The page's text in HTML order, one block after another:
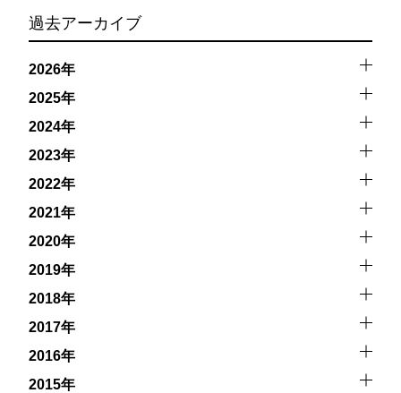
過去アーカイブ
2026年
2025年
2024年
2023年
2022年
2021年
2020年
2019年
2018年
2017年
2016年
2015年
キジットを行う際にもトラブルが生じる可能性がありま
す。そして、これらを要因として傷害や損害が発生する場
合があります。またホエールスイムでは、これら以外にも
想定できないトラブルが発生する可能性があります。
参加者はこれらのリスクを理解し、傷害や損害につながっ
た場合、またはその他いかなる理由があっても、当ツアー
開催主催者とガイド、船舶の保有者及び船長に対して損害
賠償を請求しません。
承諾しました。